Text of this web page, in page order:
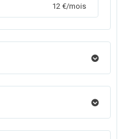
12 €/mois